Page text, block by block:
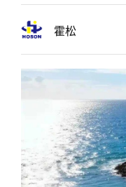
霍松